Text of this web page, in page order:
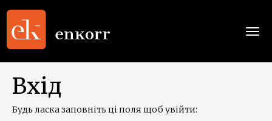
Вхід
Будь ласка заповніть ці поля щоб увійти: